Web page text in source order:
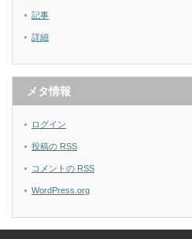
記事
詳細
メタ情報
ログイン
投稿の RSS
コメントの RSS
WordPress.org